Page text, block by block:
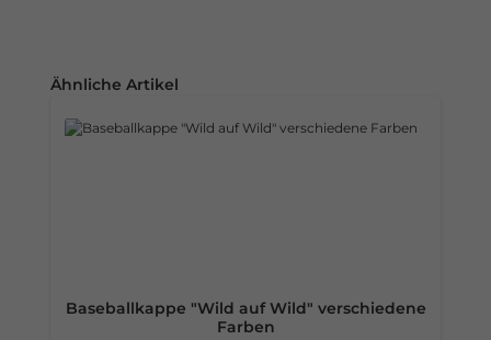
Produktgalerie überspringen
Ähnliche Artikel
Baseballkappe "Wild auf Wild" verschiedene
Farben